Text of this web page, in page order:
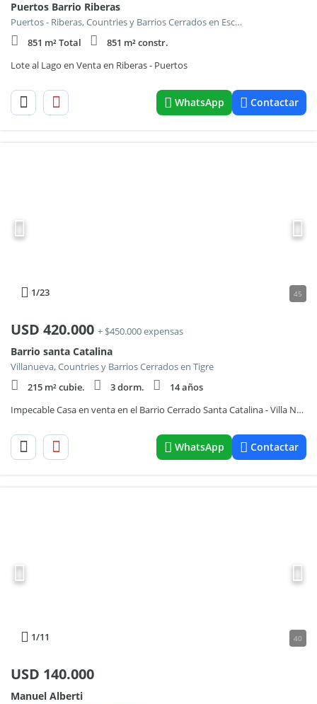
Puertos Barrio Riberas
Puertos - Riberas, Countries y Barrios Cerrados en Escobar
851 m² Total
851 m² constr.
Lote al Lago en Venta en Riberas - Puertos
WhatsApp Contactar
1/23 45
USD 420.000 + $450.000 expensas
Barrio santa Catalina
Villanueva, Countries y Barrios Cerrados en Tigre
215 m² cubie.
3 dorm.
14 años
Impecable Casa en venta en el Barrio Cerrado Santa Catalina - Villa Nueva
WhatsApp Contactar
1/11 40
USD 140.000
Manuel Alberti